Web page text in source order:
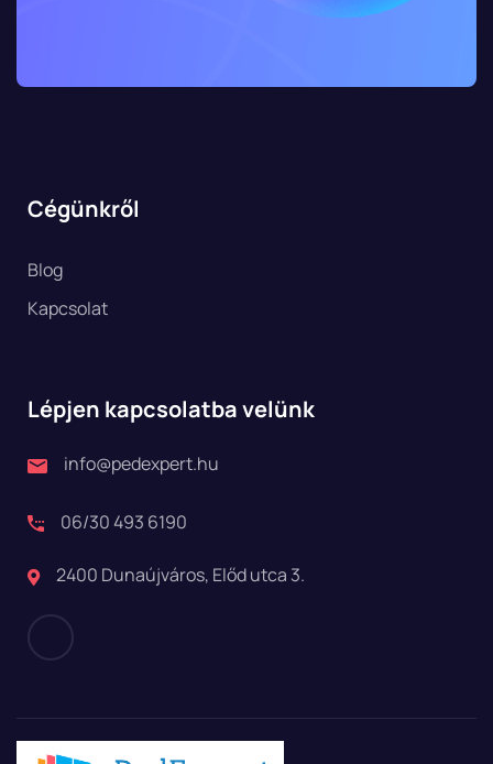
Cégünkről
Blog
Kapcsolat
Lépjen kapcsolatba velünk
info@pedexpert.hu
06/30 493 6190
2400 Dunaújváros, Előd utca 3.